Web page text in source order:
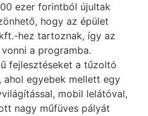
ezer forintból újultak
hogy az épület
hez tartoznak, így az
a programba.
fejlesztéseket a tűzoltó
egyebek mellett egy
mobil lelátóval,
nagy műfüves pályát